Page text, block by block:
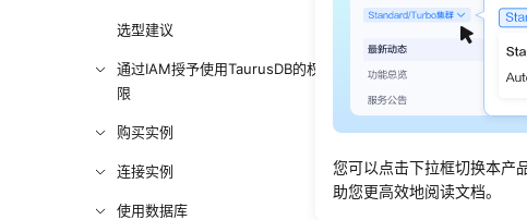
您可以点击下拉框切换本产
助您更高效地阅读文档。
选型建议
通过IAM授予使用TaurusDB的权
限
购买实例
连接实例
使用数据库
更新时间：
本地Binlog指的
计费说明